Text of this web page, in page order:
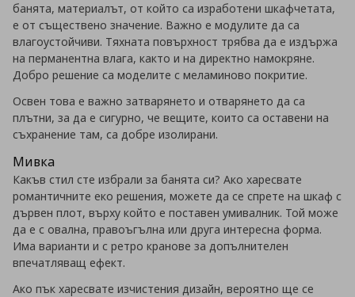
банята, материалът, от който са изработени шкафчетата,
е от съществено значение. Важно е модулите да са
влагоустойчиви. Тяхната повърхност трябва да е издържа
на перманентна влага, както и на директно намокряне.
Добро решение са моделите с меламиново покритие.
Освен това е важно затварянето и отварянето да са
плътни, за да е сигурно, че вещите, които са оставени на
съхранение там, са добре изолирани.
Мивка
Какъв стил сте избрали за банята си? Ако харесвате
романтичните еко решения, можете да се спрете на шкаф с
дървен плот, върху който е поставен умивалник. Той може
да е с овална, правоъгълна или друга интересна форма.
Има варианти и с ретро кранове за допълнителен
впечатляващ ефект.
Ако пък харесвате изчистения дизайн, вероятно ще се